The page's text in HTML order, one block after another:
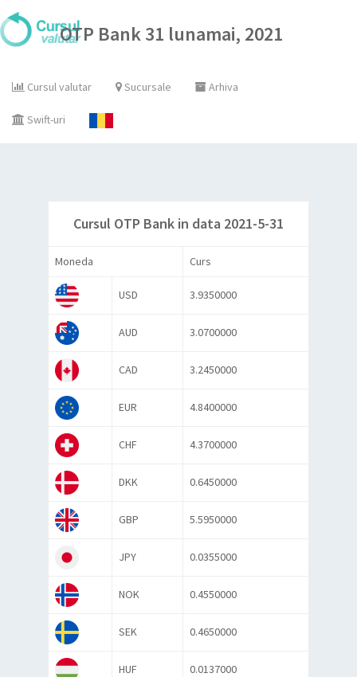
OTP Bank 31 lunamai, 2021
Cursul valutar Sucursale Arhiva
Swift-uri
Cursul OTP Bank in data 2021-5-31
Moneda Curs
USD 3.9350000
AUD 3.0700000
CAD 3.2450000
EUR 4.8400000
CHF 4.3700000
DKK 0.6450000
GBP 5.5950000
JPY 0.0355000
NOK 0.4550000
SEK 0.4650000
HUF 0.0137000